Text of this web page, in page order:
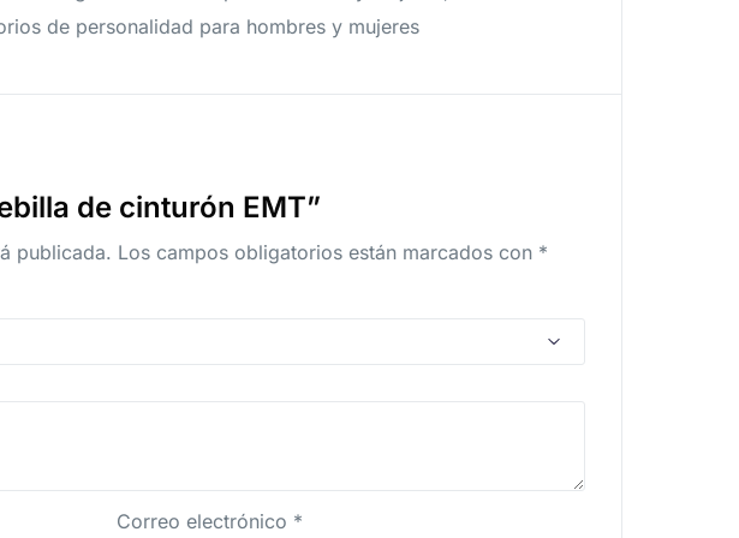
de personalidad para hombres y mujeres
de cinturón EMT”
publicada. Los campos obligatorios están marcados con *
Correo electrónico *